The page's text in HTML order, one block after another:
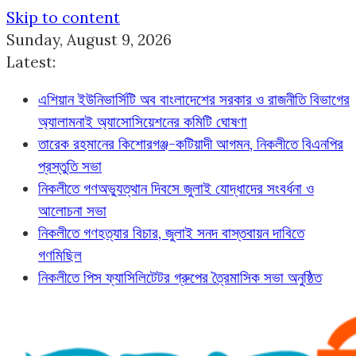
Skip to content
Sunday, August 9, 2026
Latest:
এশিয়ান ইউনিভার্সিটি অব বাংলাদেশের সরকার ও রাজনীতি বিভাগের
অ্যালামনাই অ্যাসোসিয়েশনের কমিটি ঘোষণা
তারেক রহমানের কিশোরগঞ্জ-কটিয়াদী আগমন, নিকলীতে বিএনপির
প্রস্তুতি সভা
নিকলীতে গণঅভ্যুত্থান দিবসে জুলাই যোদ্ধাদের সংবর্ধনা ও
আলোচনা সভা
নিকলীতে গণহত্যার বিচার, জুলাই সনদ বাস্তবায়ন দাবিতে
গণমিছিল
নিকলীতে পিস ফ্যাসিলিটেটর গ্রুপের ত্রৈমাসিক সভা অনুষ্ঠিত